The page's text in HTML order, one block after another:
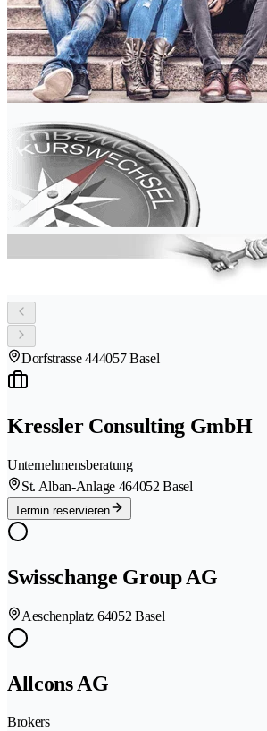
Dorfstrasse 444057 Basel
Kressler Consulting GmbH
Unternehmensberatung
St. Alban-Anlage 464052 Basel
Termin reservieren
Swisschange Group AG
Aeschenplatz 64052 Basel
Allcons AG
Brokers